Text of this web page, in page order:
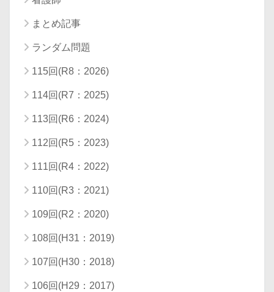
まとめ記事
ランダム問題
115回(R8：2026)
114回(R7：2025)
113回(R6：2024)
112回(R5：2023)
111回(R4：2022)
110回(R3：2021)
109回(R2：2020)
108回(H31：2019)
107回(H30：2018)
106回(H29：2017)